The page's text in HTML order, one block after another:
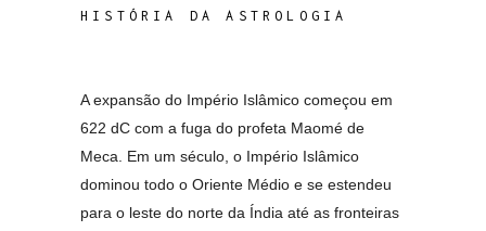
HISTÓRIA DA ASTROLOGIA
A expansão do Império Islâmico começou em
622 dC com a fuga do profeta Maomé de
Meca. Em um século, o Império Islâmico
dominou todo o Oriente Médio e se estendeu
para o leste do norte da Índia até as fronteiras